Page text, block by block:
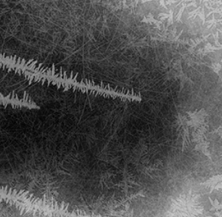
편집 서비스 AI로 생성된 의류 모델
터칭 서비스 주얼리 리터칭 서비스
션